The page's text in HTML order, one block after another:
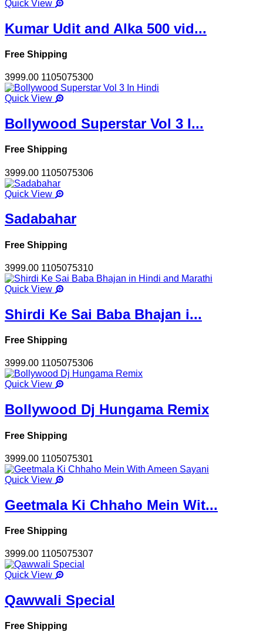
Quick View
Kumar Udit and Alka 500 vid...
Free Shipping
3999.00 1105075300
Quick View
Bollywood Superstar Vol 3 I...
Free Shipping
3999.00 1105075306
Quick View
Sadabahar
Free Shipping
3999.00 1105075310
Quick View
Shirdi Ke Sai Baba Bhajan i...
Free Shipping
3999.00 1105075306
Quick View
Bollywood Dj Hungama Remix
Free Shipping
3999.00 1105075301
Quick View
Geetmala Ki Chhaho Mein Wit...
Free Shipping
3999.00 1105075307
Quick View
Qawwali Special
Free Shipping